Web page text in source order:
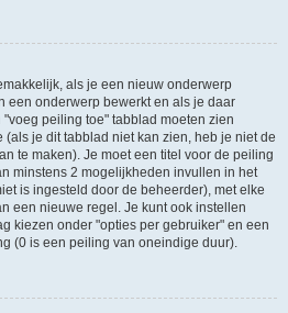
als je een nieuw onderwerp
een onderwerp bewerkt en als je daar
peiling toe" tabblad moeten zien
je dit tabblad niet kan zien, heb je niet de
te maken). Je moet een titel voor de peiling
minstens 2 mogelijkheden invullen in het
is ingesteld door de beheerder), met elke
een nieuwe regel. Je kunt ook instellen
kiezen onder "opties per gebruiker" en een
(0 is een peiling van oneindige duur).